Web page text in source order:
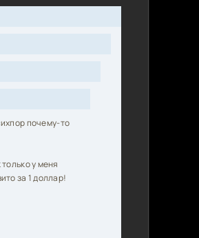
почему-то
у меня
за 1 доллар!